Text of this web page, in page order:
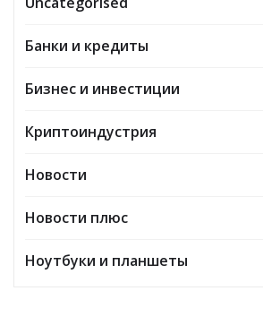
Банки и кредиты
Бизнес и инвестиции
Криптоиндустрия
Новости
Новости плюс
Ноутбуки и планшеты